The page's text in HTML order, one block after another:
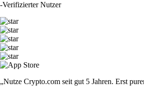
-Verifizierter Nutzer
„Nutze Crypto.com seit gut 5 Jahren. Erst